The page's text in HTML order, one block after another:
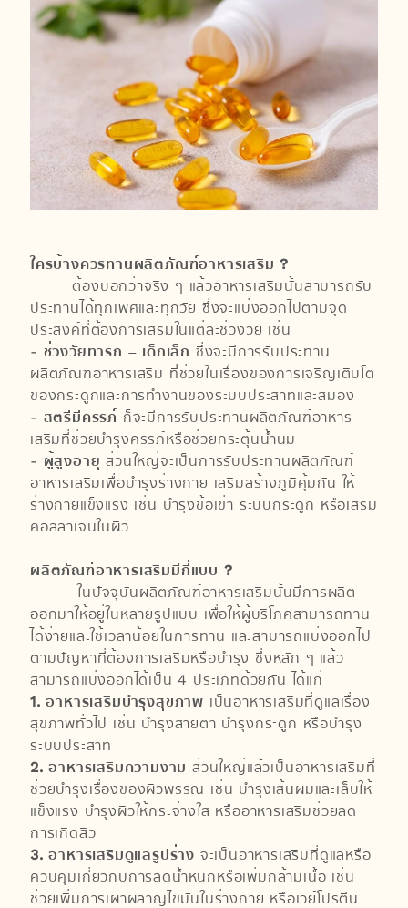
ใครบ้างควรทานผลิตภัณฑ์อาหารเสริม ?
ต้องบอกว่าจริง ๆ แล้วอาหารเสริมนั้นสามารถรับ
ประทานได้ทุกเพศและทุกวัย ซึ่งจะแบ่งออกไปตามจุด
ประสงค์ที่ต้องการเสริมในแต่ละช่วงวัย เช่น
- ช่วงวัยทารก – เด็กเล็ก ซึ่งจะมีการรับประทาน
ผลิตภัณฑ์อาหารเสริม ที่ช่วยในเรื่องของการเจริญเติบโต
ของกระดูกและการทำงานของระบบประสาทและสมอง
- สตรีมีครรภ์ ก็จะมีการรับประทานผลิตภัณฑ์อาหาร
เสริมที่ช่วยบำรุงครรภ์หรือช่วยกระตุ้นน้ำนม
- ผู้สูงอายุ ส่วนใหญ่จะเป็นการรับประทานผลิตภัณฑ์
อาหารเสริมเพื่อบำรุงร่างกาย เสริมสร้างภูมิคุ้มกัน ให้
ร่างกายแข็งแรง เช่น บำรุงข้อเข่า ระบบกระดูก หรือเสริม
คอลลาเจนในผิว
ผลิตภัณฑ์อาหารเสริมมีกี่แบบ ?
ในปัจจุบันผลิตภัณฑ์อาหารเสริมนั้นมีการผลิต
ออกมาให้อยู่ในหลายรูปแบบ เพื่อให้ผู้บริโภคสามารถทาน
ได้ง่ายและใช้เวลาน้อยในการทาน และสามารถแบ่งออกไป
ตามปัญหาที่ต้องการเสริมหรือบำรุง ซึ่งหลัก ๆ แล้ว
สามารถแบ่งออกได้เป็น 4 ประเภทด้วยกัน ได้แก่
1. อาหารเสริมบำรุงสุขภาพ เป็นอาหารเสริมที่ดูแลเรื่อง
สุขภาพทั่วไป เช่น บำรุงสายตา บำรุงกระดูก หรือบำรุง
ระบบประสาท
2. อาหารเสริมความงาม ส่วนใหญ่แล้วเป็นอาหารเสริมที่
ช่วยบำรุงเรื่องของผิวพรรณ เช่น บำรุงเส้นผมและเล็บให้
แข็งแรง บำรุงผิวให้กระจ่างใส หรืออาหารเสริมช่วยลด
การเกิดสิว
3. อาหารเสริมดูแลรูปร่าง จะเป็นอาหารเสริมที่ดูแลหรือ
ควบคุมเกี่ยวกับการลดน้ำหนักหรือเพิ่มกล้ามเนื้อ เช่น
ช่วยเพิ่มการเผาผลาญไขมันในร่างกาย หรือเวย์โปรตีน